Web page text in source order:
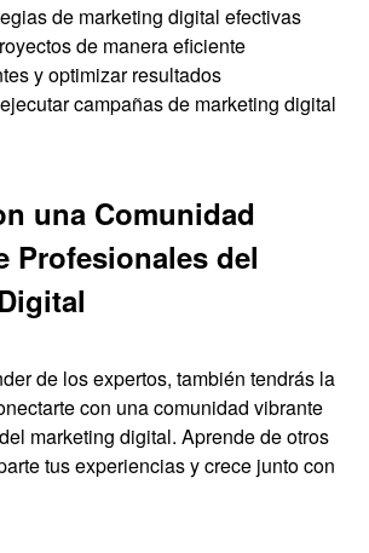
de marketing digital efectivas
de manera eficiente
y optimizar resultados
campañas de marketing digital
una Comunidad
Profesionales del
de los expertos, también tendrás la
con una comunidad vibrante
marketing digital. Aprende de otros
tus experiencias y crece junto con